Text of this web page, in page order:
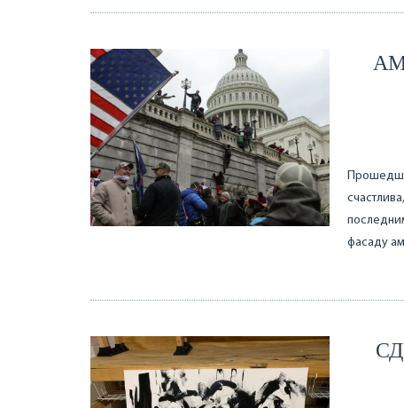
фасаду